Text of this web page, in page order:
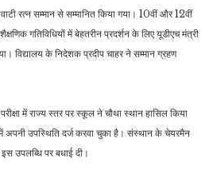
रत्न सम्मान से सम्मानित किया गया। 10वीं और 12वीं
गतिविधियों में बेहतरीन प्रदर्शन के लिए यूडीएच मंत्री
विद्यालय के निदेशक प्रदीप चाहर ने सम्मान ग्रहण
में राज्य स्तर पर स्कूल ने चौथा स्थान हासिल किया
अपनी उपस्थिति दर्ज करवा चुका है। संस्थान के चेयरमैन
उपलब्धि पर बधाई दी।